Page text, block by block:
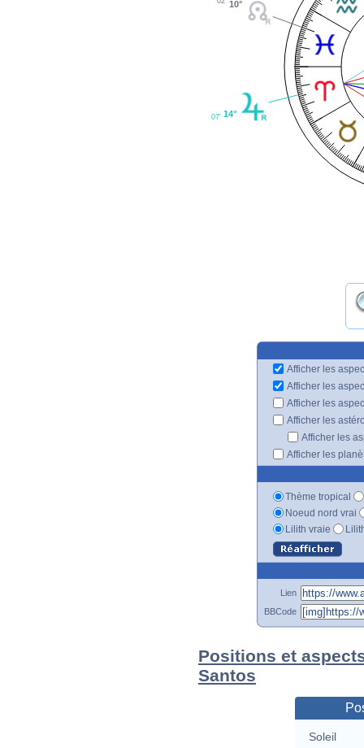
10°
14°
07'
Afficher les
Afficher les
Afficher les
Afficher les
Afficher les
Afficher les
Thème tropical
Noeud nord vrai
Lilith vraie
Lien
BBCode
Positions et
Santos
Soleil